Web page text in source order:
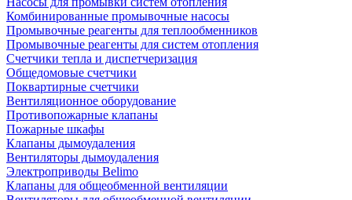
Комбинированные промывочные насосы
Промывочные реагенты для теплообменников
Промывочные реагенты для систем отопления
Счетчики тепла и диспетчеризация
Общедомовые счетчики
Поквартирные счетчики
Вентиляционное оборудование
Противопожарные клапаны
Пожарные шкафы
Клапаны дымоудаления
Вентиляторы дымоудаления
Электроприводы Belimo
Клапаны для общеобменной вентиляции